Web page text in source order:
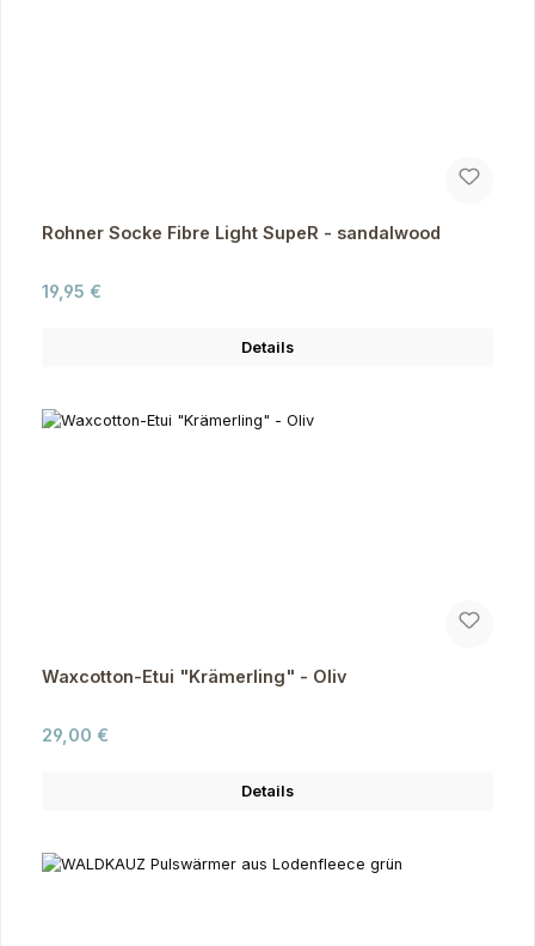
Rohner Socke Fibre Light SupeR - sandalwood
Regulärer Preis:
19,95 €
Details
Waxcotton-Etui "Krämerling" - Oliv
Regulärer Preis:
29,00 €
Details